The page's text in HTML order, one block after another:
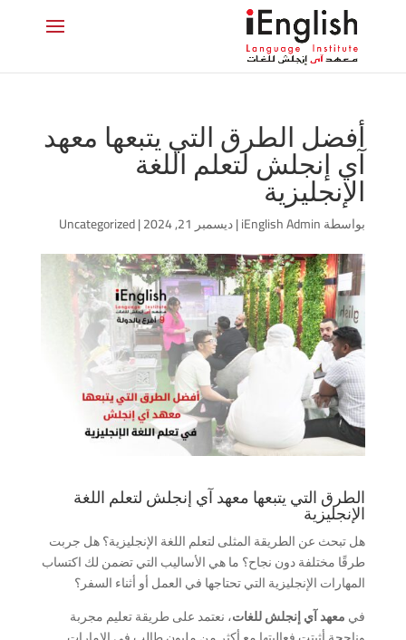
أفضل الطرق التي يتبعها معهد
آي إنجلش لتعلم اللغة
الإنجليزية
بواسطةiEnglish Admin
|ديسمبر 21, 2024 |
Uncategorized
الطرق التي يتبعها معهد آي إنجلش لتعلم اللغة
الإنجليزية
هل تبحث عن الطريقة المثلى لتعلم اللغة الإنجليزية؟ هل جربت
طرقًا مختلفة دون نجاح؟ ما هي الأساليب التي تضمن لك اكتساب
المهارات الإنجليزية التي تحتاجها في العمل أو أثناء السفر؟
فيمعهد آي إنجلش للغات، نعتمد على طريقة تعليم مجربة